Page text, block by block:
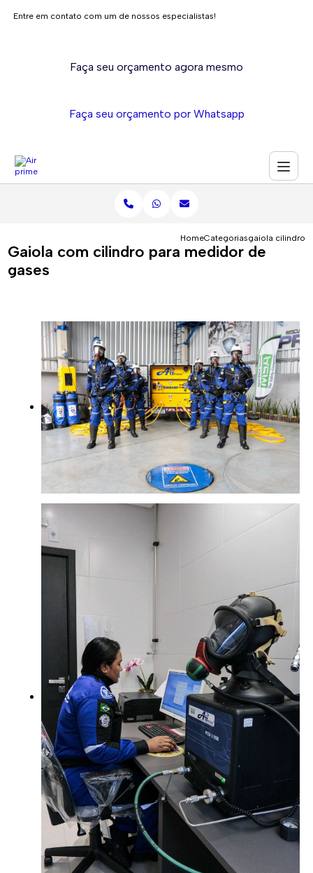
Entre em contato com um de nossos especialistas!
Faça seu orçamento agora mesmo
Faça seu orçamento por Whatsapp
HomeCategoriasgaiola cilindro
Gaiola com cilindro para medidor de
gases